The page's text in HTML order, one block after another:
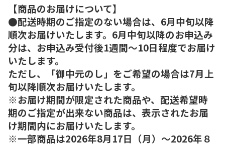
【商品のお届けについて】
●配送時期のご指定のない場合は、6月中旬以降
順次お届けいたします。6月中旬以降のお申込み
分は、お申込み受付後1週間～10日程度でお届け
いたします。
ただし、「御中元のし」をご希望の場合は7月上
旬以降順次お届けいたします。
※お届け期間が限定された商品や、配送希望時
期のご指定が出来ない商品は、表示されたお届
け期間内にお届けいたします。
※一部商品は2026年8月17日（月）～2026年８